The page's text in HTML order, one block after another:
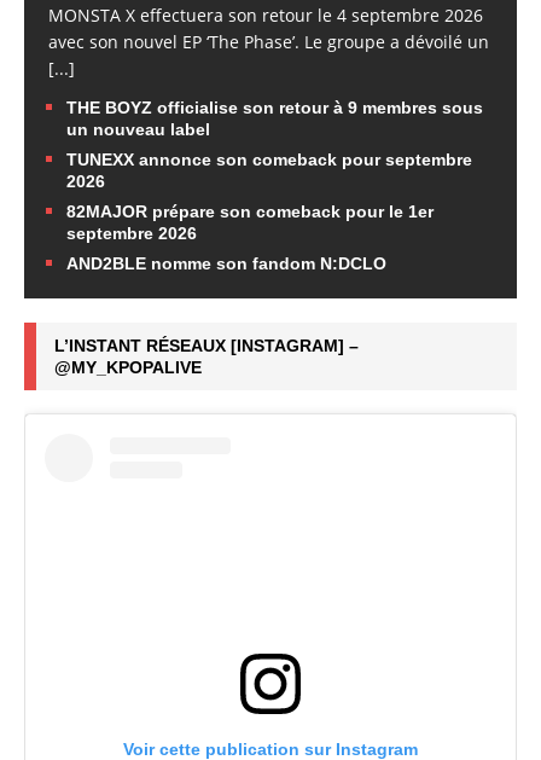
MONSTA X effectuera son retour le 4 septembre 2026
avec son nouvel EP ‘The Phase’. Le groupe a dévoilé un
[...]
THE BOYZ officialise son retour à 9 membres sous
un nouveau label
TUNEXX annonce son comeback pour septembre
2026
82MAJOR prépare son comeback pour le 1er
septembre 2026
AND2BLE nomme son fandom N:DCLO
L’INSTANT RÉSEAUX [INSTAGRAM] –
@MY_KPOPALIVE
Voir cette publication sur Instagram